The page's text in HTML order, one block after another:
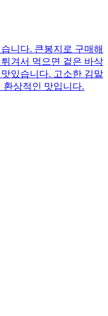
니다. 큰봉지로 구매해
겨서 먹으면 겉은 바삭
있습니다. 고소한 김말
환상적인 맛입니다.